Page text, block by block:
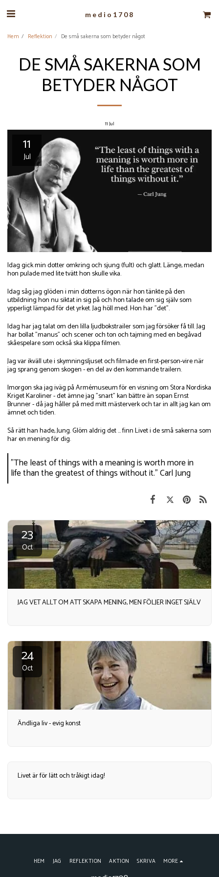
medio1708
Hem Reflektion De små sakerna som betyder något
DE SMÅ SAKERNA SOM
BETYDER NÅGOT
11Jul
11
Jul
Idag gick min dotter omkring och sjung (fult) och glatt. Länge, medan
hon pulade med lite tvätt hon skulle vika.
Idag såg jag glöden i min dotterns ögon när hon tänkte på den
utbildning hon nu siktat in sig på och hon talade om sig själv som
ypperligt lämpad för det yrket. Jag höll med. Hon har "det".
Idag har jag talat om den lilla ljudbokstrailer som jag försöker få till. Jag
har bollat "manus" och scener och ton och tajming med en begåvad
skåespelare som också ska klippa filmen.
Jag var ikväll ute i skymningsljuset och filmade en first-person-vire när
jag sprang genom skogen - en del av den kommande trailern.
Imorgon ska jag iväg på Armémuseum för en visning om Stora Nordiska
Kriget Karoliner - det ämne jag "snart" kan bättre än sopan Ernst
Brunner - då jag håller på med mitt mästerverk och tar in allt jag kan om
ämnet och tiden.
Så rätt han hade, Jung. Glöm aldrig det ... finn Livet i de små sakerna som
har en mening för dig.
"The least of things with a meaning is worth more in
life than the greatest of things without it." Carl Jung
23
Oct
JAG VET ALLT OM ATT SKAPA MENING, MEN FÖLJER INGET SJÄLV
24
Oct
Ändliga liv - evig konst
Livet är för lätt och tråkigt idag!
HEM JAG REFLEKTION AKTION SKRIVA MORE